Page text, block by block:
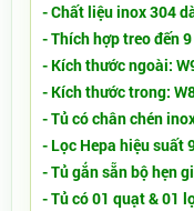
- Chất liệu inox 304
- Thích hợp treo đến
- Kích thước ngoài:
- Kích thước trong:
- Tủ có chân chén
- Lọc Hepa hiệu suất
- Tủ gắn sẵn bộ hẹn
- Tủ có 01 quạt & 01